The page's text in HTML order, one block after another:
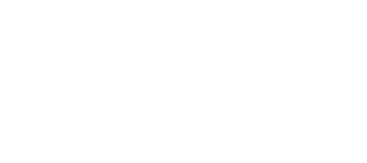
batteri i selen och pluggar sedan in kabeln mellan sele och maskin.